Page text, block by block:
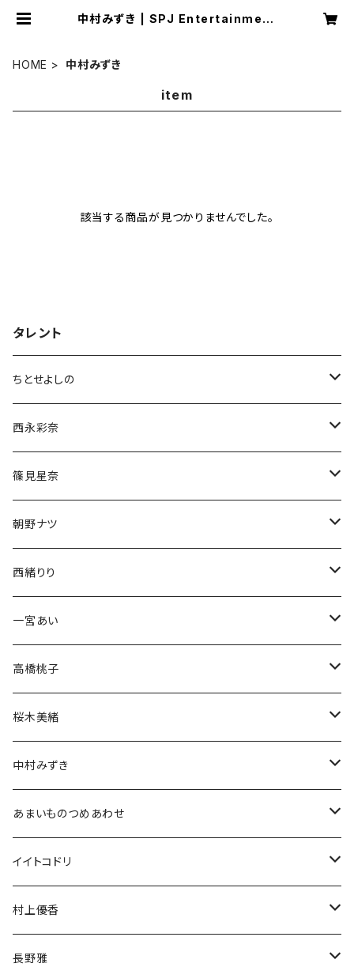
中村みずき | SPJ Entertainment
HOME 中村みずき
item
該当する商品が見つかりませんでした。
タレント
ちとせよしの
チェキ
ブロマイド
CD
生誕グッズ
アクスタ
Tシャツ
西永彩奈
チェキ
ブロマイド
生誕グッズ
篠見星奈
チェキ
ブロマイド
生誕グッズ
生誕グッズ
Tシャツ
アクスタ
朝野ナツ
チェキ
ブロマイド
生誕グッズ
アクスタ
Tシャツ
西緒りり
チェキ
ブロマイド
生誕グッズ
アクスタ
Tシャツ
一宮あい
チェキ
ブロマイド
生誕グッズ
アクスタ
Tシャツ
高橋桃子
チェキ
アクスタ
Tシャツ
ブロマイド
生誕グッズ
アクスタ
Tシャツ
桜木美緒
チェキ
ブロマイド
生誕グッズ
アクスタ
Tシャツ
中村みずき
生誕祭グッズ
アクスタ
Tシャツ
チェキ
あまいものつめあわせ
アクリルスタンド
アクリルキーホルダー
イイトコドリ
Tシャツ
村上優香
チェキ
長野雅